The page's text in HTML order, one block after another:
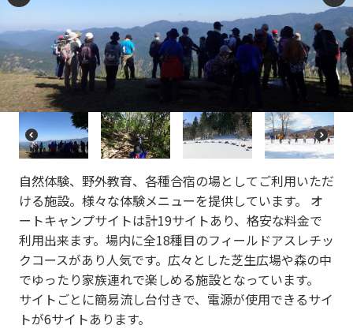
P
re
vi
o
u
s
N
e
xt
P
r
e
vi
o
u
s
N
e
xt
自然体験、野外教育、各種合宿の場としてご利用いただ
ける施設。様々な体験メニューを提供しています。 オ
ートキャンプサイトは計19サイトあり、格安な料金で
利用出来ます。場内に全18種目のフィールドアスレチッ
クコースがあり人気です。広々とした芝生広場や森の中
でゆったり家族連れで楽しめる施設となっています。
サイトごとに簡易流し台付きで、電源が使用できるサイ
トが6サイトあります。